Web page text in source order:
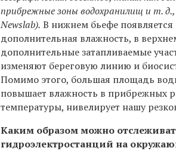
прибрежные зоны водохранилищ и т.
Newslab). В нижнем бьефе появляется
дополнительная влажность, в
дополнительные затапливаемые
изменяют береговую линию и
Помимо этого, большая площадь
повышает влажность в прибрежных
температуры, нивелирует нашу
Каким образом можно
гидроэлектростанций на